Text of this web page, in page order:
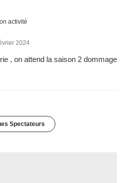
activité
2024
, on attend la saison 2 dommage
Spectateurs